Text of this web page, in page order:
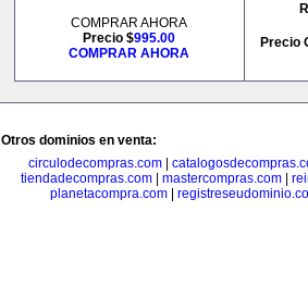
COMPRAR AHORA
Precio $995.00
COMPRAR AHORA
Precio
Otros dominios en venta:
circulodecompras.com|
tiendadecompras.com| mastercompras.com|
planetacompra.com|